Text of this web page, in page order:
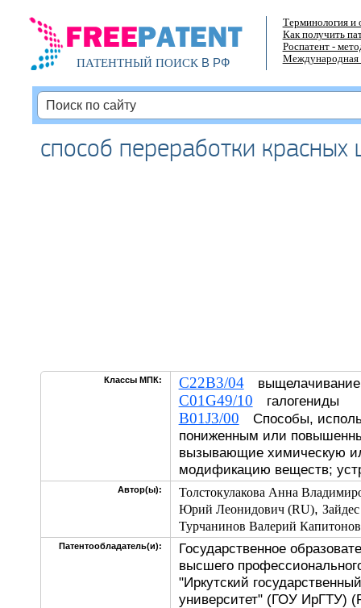
ПАТЕНТНЫЙ ПОИСКВ РФ
Терминология и
Как получить
Роспатент -
Международная
способ переработки
Классы МПК: C22B3/04
C01G49/10 галогениды
B01J3/00 Способы,
пониженным или
вызывающие химическую
модификацию веществ;
Автор(ы):
Толстокулакова Анна
Юрий Леонидович (RU),
Турчанинов Валерий
Патентообладатель(и):
Государственное
высшего
"Иркутский
университет" (ГОУ ИрГТУ)